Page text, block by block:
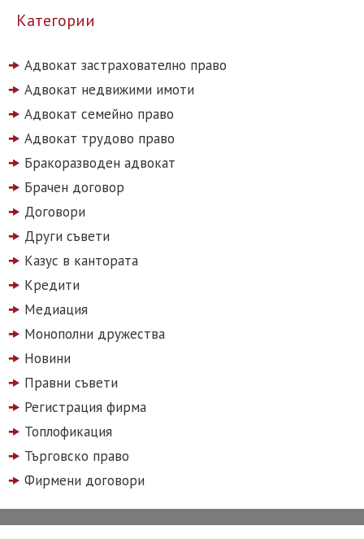
Категории
Адвокат застрахователно право
Адвокат недвижими имоти
Адвокат семейно право
Адвокат трудово право
Бракоразводен адвокат
Брачен договор
Договори
Други съвети
Казус в кантората
Кредити
Медиация
Монополни дружества
Новини
Правни съвети
Регистрация фирма
Топлофикация
Търговско право
Фирмени договори